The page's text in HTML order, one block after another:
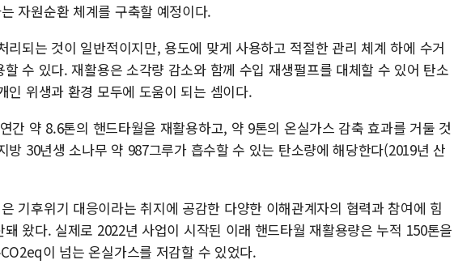
자원순환 체계를 구축할 예정이다.
리되는 것이 일반적이지만, 용도에 맞게 사용하고 적절한 관리 체계 하에 수거
수 있다. 재활용은 소각량 감소와 함께 수입 재생펄프를 대체할 수 있어 탄소
인 위생과 환경 모두에 도움이 되는 셈이다.
간 약 8.6톤의 핸드타월을 재활용하고, 약 9톤의 온실가스 감축 효과를 거둘 것
방 30년생 소나무 약 987그루가 흡수할 수 있는 탄소량에 해당한다(2019년 산
기후위기 대응이라는 취지에 공감한 다양한 이해관계자의 협력과 참여에 힘
왔다. 실제로 2022년 사업이 시작된 이래 핸드타월 재활용량은 누적 150톤을
이 넘는 온실가스를 저감할 수 있었다.